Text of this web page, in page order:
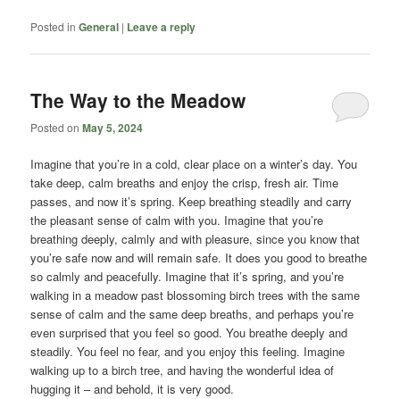
Posted in General | Leave a reply
The Way to the Meadow
Posted onMay 5, 2024
Imagine that you’re in a cold, clear place on a winter’s day. You
take deep, calm breaths and enjoy the crisp, fresh air. Time
passes, and now it’s spring. Keep breathing steadily and carry
the pleasant sense of calm with you. Imagine that you’re
breathing deeply, calmly and with pleasure, since you know that
you’re safe now and will remain safe. It does you good to breathe
so calmly and peacefully. Imagine that it’s spring, and you’re
walking in a meadow past blossoming birch trees with the same
sense of calm and the same deep breaths, and perhaps you’re
even surprised that you feel so good. You breathe deeply and
steadily. You feel no fear, and you enjoy this feeling. Imagine
walking up to a birch tree, and having the wonderful idea of
hugging it – and behold, it is very good.